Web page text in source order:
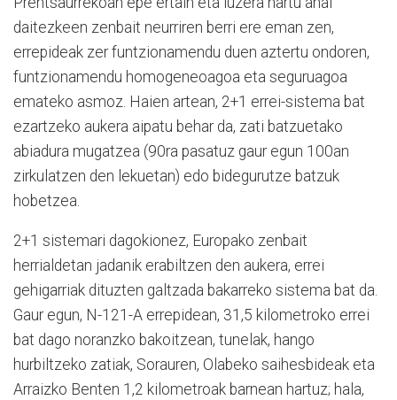
daitezkeen zenbait neurriren berri ere eman zen,
errepideak zer funtzionamendu duen aztertu ondoren,
funtzionamendu homogeneoagoa eta seguruagoa
emateko asmoz. Haien artean, 2+1 errei-sistema bat
ezartzeko aukera aipatu behar da, zati batzuetako
abiadura mugatzea (90ra pasatuz gaur egun 100an
zirkulatzen den lekuetan) edo bidegurutze batzuk
hobetzea.
2+1 sistemari dagokionez, Europako zenbait
herrialdetan jadanik erabiltzen den aukera, errei
gehigarriak dituzten galtzada bakarreko sistema bat da.
Gaur egun, N-121-A errepidean, 31,5 kilometroko errei
bat dago noranzko bakoitzean, tunelak, hango
hurbiltzeko zatiak, Sorauren, Olabeko saihesbideak eta
Arraizko Benten 1,2 kilometroak barnean hartuz; hala,